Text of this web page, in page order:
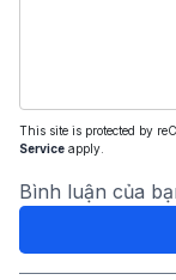
This site is protected by
Service apply.
Bình luận của